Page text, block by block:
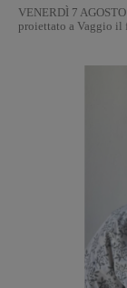
VENERDÌ 7
proiettato a Vaggio il